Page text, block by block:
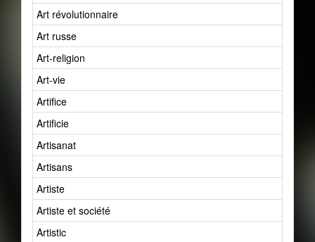
Art révolutionnaire
Art russe
Art-religion
Art-vie
Artifice
Artificie
Artisanat
Artisans
Artiste
Artiste et société
Artistic